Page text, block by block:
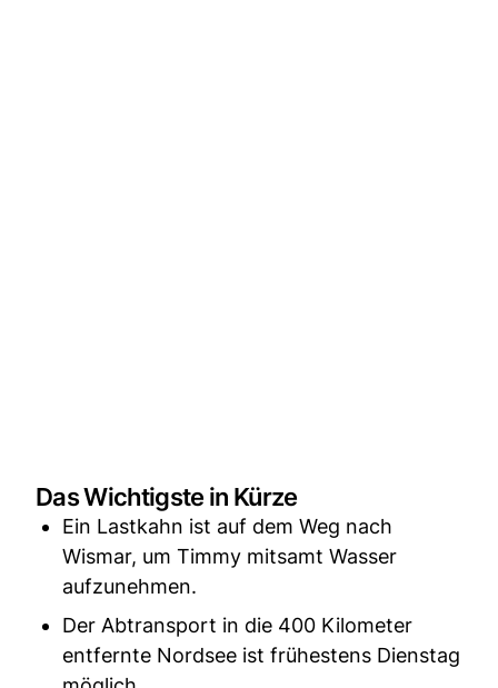
Das Wichtigste in Kürze
Ein Lastkahn ist auf dem Weg nach
Wismar, um Timmy mitsamt Wasser
aufzunehmen.
Der Abtransport in die 400 Kilometer
entfernte Nordsee ist frühestens Dienstag